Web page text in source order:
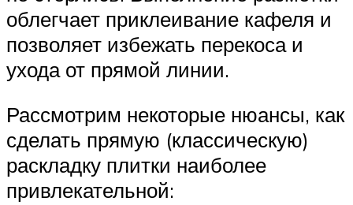
облегчает приклеивание кафеля и
позволяет избежать перекоса и
ухода от прямой линии.
Рассмотрим некоторые нюансы, как
сделать прямую (классическую)
раскладку плитки наиболее
привлекательной: